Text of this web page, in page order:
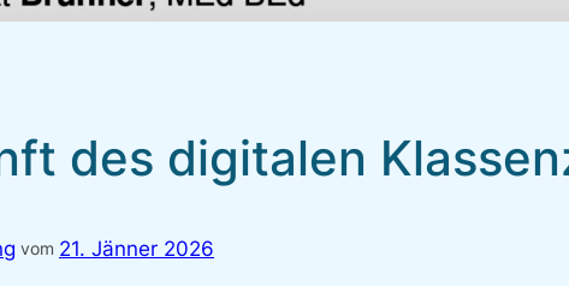
des digitalen
vom 21. Jänner 2026